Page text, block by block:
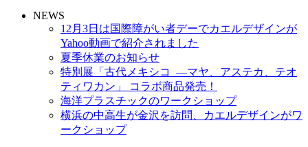
NEWS
12月3日は国際障がい者デーでカエルデザインが
Yahoo動画で紹介されました
夏季休業のお知らせ
特別展「古代メキシコ ―マヤ、アステカ、テオ
ティワカン」 コラボ商品発売！
海洋プラスチックのワークショップ
横浜の中高生が金沢を訪問、カエルデザインがワ
ークショップ